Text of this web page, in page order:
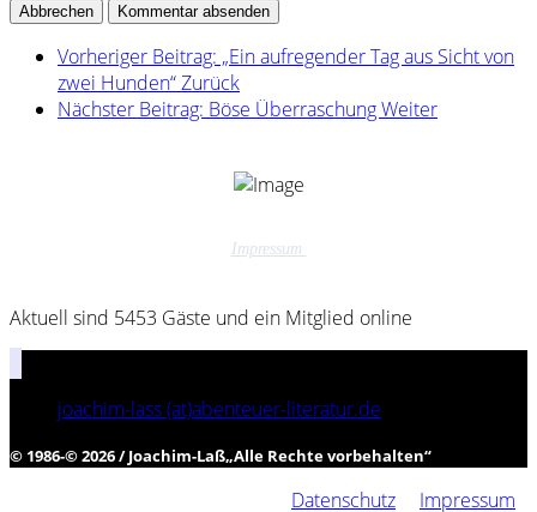
Abbrechen Kommentar absenden
Vorheriger Beitrag: „Ein aufregender Tag aus Sicht von
zwei Hunden“Zurück
Nächster Beitrag: Böse ÜberraschungWeiter
Impressum
Aktuell sind 5453 Gäste und ein Mitglied online
joachim-lass (at)abenteuer-literatur.de
© 1986-© 2026 / Joachim-Laß„Alle Rechte vorbehalten“
Datenschutz Impressum